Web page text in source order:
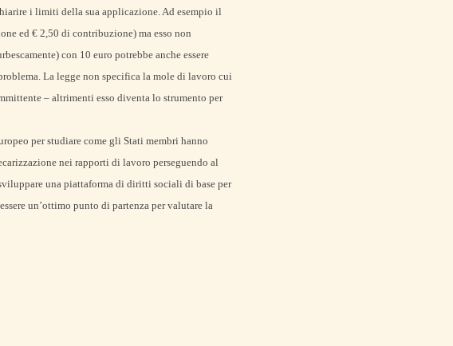
i limiti della sua applicazione. Ad esempio il
ed € 2,50 di contribuzione) ma esso non
con 10 euro potrebbe anche essere
La legge non specifica la mole di lavoro cui
– altrimenti esso diventa lo strumento per
per studiare come gli Stati membri hanno
nei rapporti di lavoro perseguendo al
una piattaforma di diritti sociali di base per
un’ottimo punto di partenza per valutare la